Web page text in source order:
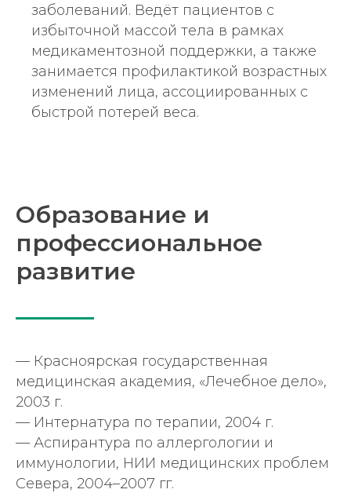
заболеваний. Ведёт пациентов с
избыточной массой тела в рамках
медикаментозной поддержки, а также
занимается профилактикой возрастных
изменений лица, ассоциированных с
быстрой потерей веса.
Образование и
профессиональное
развитие
— Красноярская государственная
медицинская академия, «Лечебное дело»,
2003 г.
— Интернатура по терапии, 2004 г.
— Аспирантура по аллергологии и
иммунологии, НИИ медицинских проблем
Севера, 2004–2007 гг.
Наш сайт собирает
Продолжая работу, вы
персональных данных в
соответствии сПолитикой
конфиденциальности
ОК